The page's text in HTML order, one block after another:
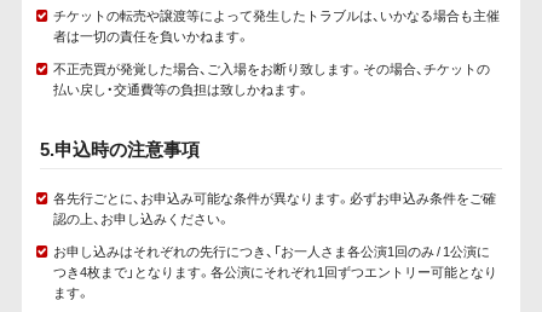
チケットの転売や譲渡等によって発生したトラブルは、いかなる場合も主催
者は一切の責任を負いかねます。
不正売買が発覚した場合、ご入場をお断り致します。その場合、チケットの
払い戻し・交通費等の負担は致しかねます。
5.申込時の注意事項
各先行ごとに、お申込み可能な条件が異なります。必ずお申込み条件をご確
認の上、お申し込みください。
お申し込みはそれぞれの先行につき、「お一人さま各公演1回のみ / 1公演に
つき4枚まで」となります。各公演にそれぞれ1回ずつエントリー可能となり
ます。